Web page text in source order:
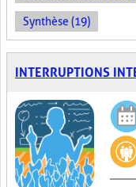
Synthèse (19)
INTERRUPTIONS